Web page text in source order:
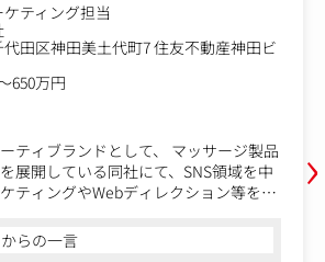
ティング担当
田区神田美土代町7 住友不動産神田ビ
650万円
ティブランドとして、 マッサージ製品
展開している同社にて、SNS領域を中
ティングやWebディレクション等をお
らの一言
›